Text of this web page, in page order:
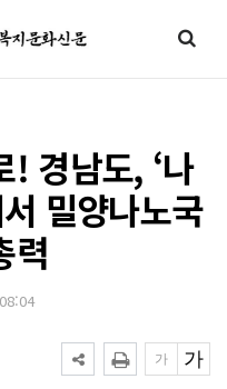
! 경남도, ‘나
밀양나노국
력